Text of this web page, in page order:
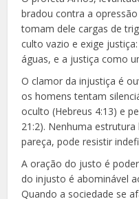
bradou contra a
tomam dele cargas de
culto vazio e exige
águas, e a justiça como
O clamor da injustiça é
os homens tentam
oculto (Hebreus 4:13) e
21:2). Nenhuma
pareça, pode resistir
A oração do justo é
do injusto é abominável
Quando a sociedade se